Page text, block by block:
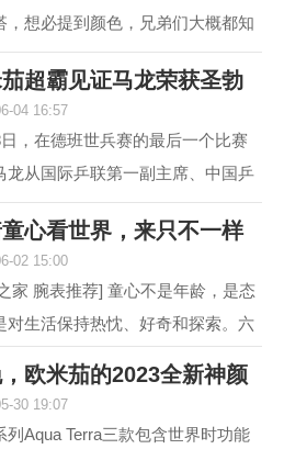
，想必提到颜色，兄弟们大概都知
灰，向来是男人不出错的选择。
娘往往形容一...
茄超霸见证马龙荣获圣勃
04 16:57
，在德班世兵赛的最后一个比赛
龙从国际乒联第一副主席、中国乒
刘国梁的手中接过了复刻圣勃莱德
是对他从2015...
心看世界，来只不一样
02 15:00
家 腕表推荐] 童心不是年龄，是态
对生活保持热忱、好奇和探索。六
盘面腕表，...
，欧米茄的2023全新神颜
30 19:07
列Aqua Terra三款包含世界时功能